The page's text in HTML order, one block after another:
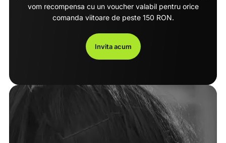
vom recompensa cu un voucher valabil pentru orice
comanda viitoare de peste 150 RON.
Invita acum